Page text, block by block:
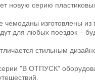
новую серию
чемоданы изготовлены
для любых поездок –
стильным
"В ОТПУСК"